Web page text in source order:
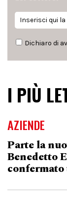
Dichiaro di
I PIÙ
AZIENDE
Parte la
Benedetto